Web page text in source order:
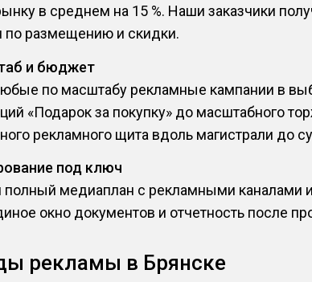
в среднем на 15 %. Наши заказчики
по размещению и скидки.
и бюджет
по масштабу рекламные кампании в
«Подарок за покупку» до масштабного
рекламного щита вдоль магистрали до
под ключ
медиаплан с рекламными каналами
окно документов и отчетность после
рекламы в Брянске